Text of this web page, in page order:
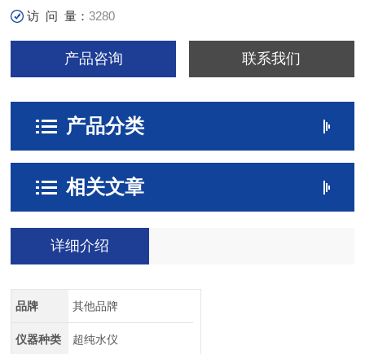
访 问 量：3280
产品咨询 联系我们
产品分类
相关文章
详细介绍
品牌 其他品牌
仪器种类 超纯水仪